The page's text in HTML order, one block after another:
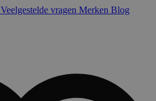
Veelgestelde vragen Merken Blog